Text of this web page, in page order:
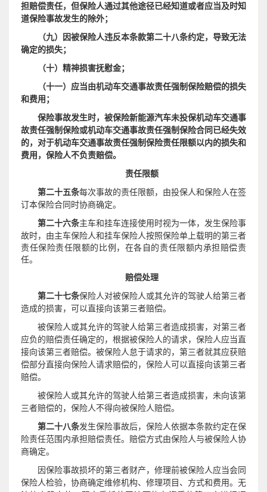
担赔偿责任，但保险人通过其他途径已经知道或者应当及时知
道保险事故发生的除外；
（九）因被保险人违反本条款第二十八条约定，导致无法
确定的损失；
（十）精神损害抚慰金；
（十一）应当由机动车交通事故责任强制保险赔偿的损失
和费用；
保险事故发生时，被保险新能源汽车未投保机动车交通事
故责任强制保险或机动车交通事故责任强制保险合同已经失效
的，对于机动车交通事故责任强制保险责任限额以内的损失和
费用，保险人不负责赔偿。
责任限额
第二十五条每次事故的责任限额，由投保人和保险人在签
订本保险合同时协商确定。
第二十六条主车和挂车连接使用时视为一体，发生保险事
故时，由主车保险人和挂车保险人按照保险单上载明的第三者
责任保险责任限额的比例，在各自的责任限额内承担赔偿责
任。
赔偿处理
第二十七条保险人对被保险人或其允许的驾驶人给第三者
造成的损害，可以直接向该第三者赔偿。
被保险人或其允许的驾驶人给第三者造成损害，对第三者
应负的赔偿责任确定的，根据被保险人的请求，保险人应当直
接向该第三者赔偿。被保险人怠于请求的，第三者就其应获赔
偿部分直接向保险人请求赔偿的，保险人可以直接向该第三者
赔偿。
被保险人或其允许的驾驶人给第三者造成损害，未向该第
三者赔偿的，保险人不得向被保险人赔偿。
第二十八条发生保险事故后，保险人依据本条款约定在保
险责任范围内承担赔偿责任。赔偿方式由保险人与被保险人协
商确定。
因保险事故损坏的第三者财产，修理前被保险人应当会同
保险人检验，协商确定维修机构、修理项目、方式和费用。无